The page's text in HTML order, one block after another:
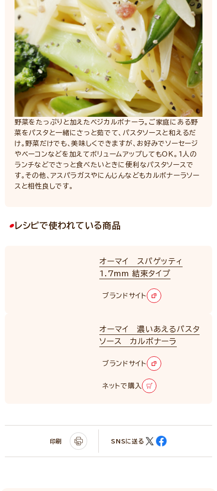
野菜をたっぷりと加えたベジカルボナーラ。ご家庭にある野
菜をパスタと一緒にさっと茹でて、パスタソースと和えるだ
け。野菜だけでも、美味しくできますが、お好みでソーセージ
やベーコンなどを加えてボリュームアップしてもOK。1人の
ランチなどでさっと食べたいときに便利なパスタソースで
す。その他、アスパラガスやにんじんなどもカルボナーラソー
スと相性良しです。
レシピで使われている商品
オーマイ スパゲッティ
1.7mm 結束タイプ
ブランドサイト
オーマイ 濃いあえるパスタ
ソース カルボナーラ
ブランドサイト
ネットで購入
印刷 SNSに送る